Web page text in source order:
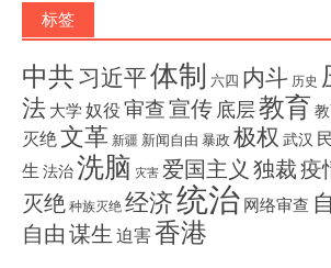
标签
中共习近平体制 六四 内斗 历史
法 大学 奴役 审查宣传底层教育
灭绝文革 新疆 新闻自由 暴政 极权 武汉
生 法治洗脑 灾害 爱国主义 独裁疫
灭绝 种族灭绝 经济统治 网络审查
自由 谋生 迫害香港